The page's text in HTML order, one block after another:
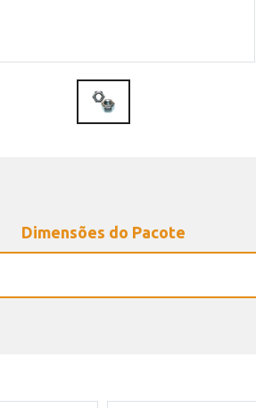
Dimensões do Pacote